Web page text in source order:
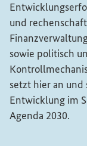
und
sowie politisch
setzt hier an
Entwicklung im
Agenda 2030.